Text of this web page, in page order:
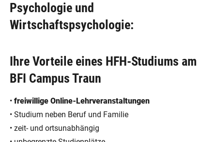
Psychologie und
Wirtschaftspsychologie:
Ihre Vorteile eines HFH-Studiums am
BFI Campus Traun
• freiwillige Online-Lehrveranstaltungen
• Studium neben Beruf und Familie
• zeit- und ortsunabhängig